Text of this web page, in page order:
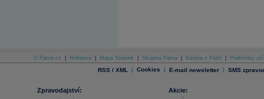
O Patria.cz Reklama Mapa Stránek Skupina Patria Kariéra v Patrii Podmínky
RSS / XML | Cookies | E-mail newsletter | SMS
Zpravodajství:
Akcie: